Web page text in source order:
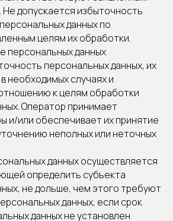
допускается избыточность
данных по
целям их обработки.
персональных данных
персональных данных, их
необходимых случаях и
к целям обработки
Оператор принимает
и/или обеспечивает их принятие
неполных или неточных
данных осуществляется
определить субъекта
не дольше, чем этого требуют
данных, если срок
данных не установлен